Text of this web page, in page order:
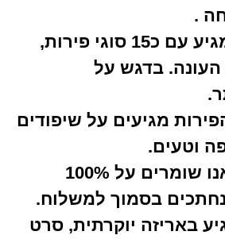
.
מגיע עם כ15 סוגי פירות,
העונה. בדגש על
מגיעים על שיפודים
וטעים.
אנו שומרים על 100%
בסמוך למשלוח.
באריזה יוקרתית, סרט